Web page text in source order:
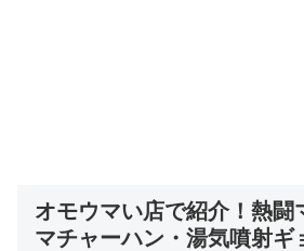
オモウマい店で紹介！ 熱闘
マチャーハン・湯気噴射ギ